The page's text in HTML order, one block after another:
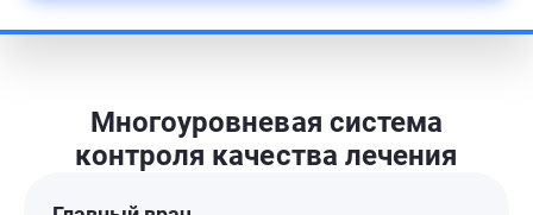
Многоуровневая система
контроля качества лечения